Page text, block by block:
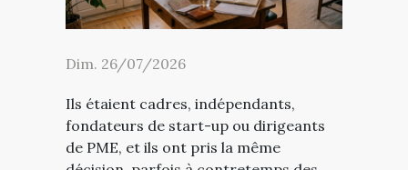
Dim. 26/07/2026
Ils étaient cadres, indépendants,
fondateurs de start-up ou dirigeants
de PME, et ils ont pris la même